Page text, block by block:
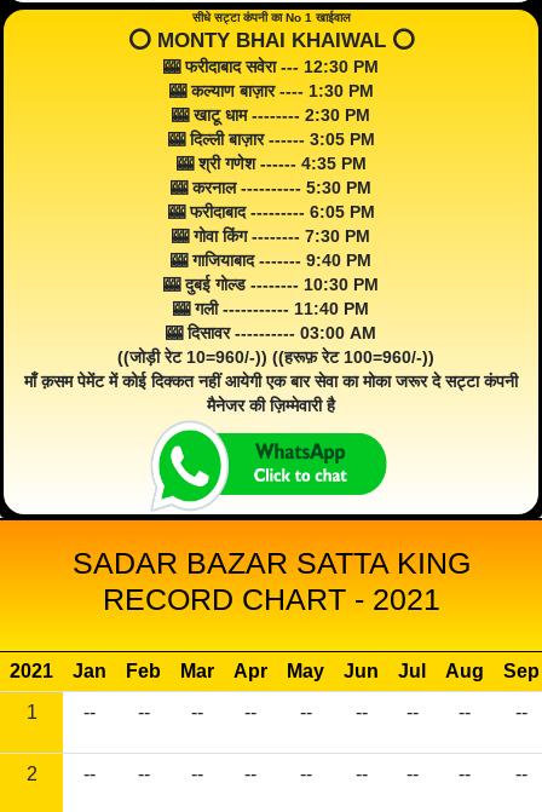
सीधे सट्टा कंपनी का No 1 खाईवाल
⭕️ MONTY BHAI KHAIWAL ⭕️
🎰 फरीदाबाद सवेरा --- 12:30 PM
🎰 कल्याण बाज़ार ---- 1:30 PM
🎰 खाटू धाम -------- 2:30 PM
🎰 दिल्ली बाज़ार ------ 3:05 PM
🎰 श्री गणेश ------ 4:35 PM
🎰 करनाल ---------- 5:30 PM
🎰 फरीदाबाद --------- 6:05 PM
🎰 गोवा किंग -------- 7:30 PM
🎰 गाजियाबाद ------- 9:40 PM
🎰 दुबई गोल्ड -------- 10:30 PM
🎰 गली ----------- 11:40 PM
🎰 दिसावर ---------- 03:00 AM
((जोड़ी रेट 10=960/-)) ((हरूफ़ रेट 100=960/-))
माँ क़सम पेमेंट में कोई दिक्कत नहीं आयेगी एक बार सेवा का मोका जरूर दे सट्टा कंपनी
मैनेजर की ज़िम्मेवारी है
SADAR BAZAR SATTA KING
RECORD CHART - 2021
2021 Jan Feb Mar Apr May Jun Jul Aug
Sep
1
-- -- -- -- -- -- -- -- --
2 -- -- -- -- -- -- -- -- --